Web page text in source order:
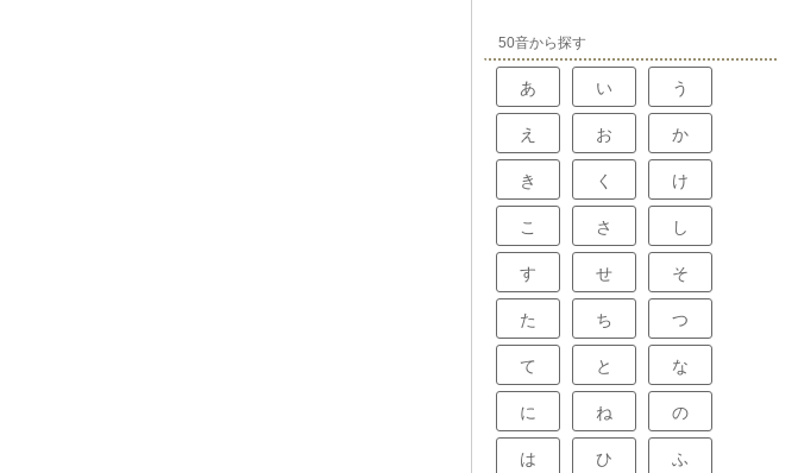
50音から探す
あ い う
え お か
き く け
こ さ し
す せ そ
た ち つ
て と な
に ね の
は ひ ふ